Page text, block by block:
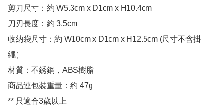
剪刀尺寸：約 W5.3cm x D1cm x H10.4cm
刀刃長度：約 3.5cm
收納袋尺寸：約 W10cm x D1cm x H12.5cm (尺寸不含掛
繩）
材質：不銹鋼，ABS樹脂
商品連包裝重量：約 47g
** 只適合3歲以上